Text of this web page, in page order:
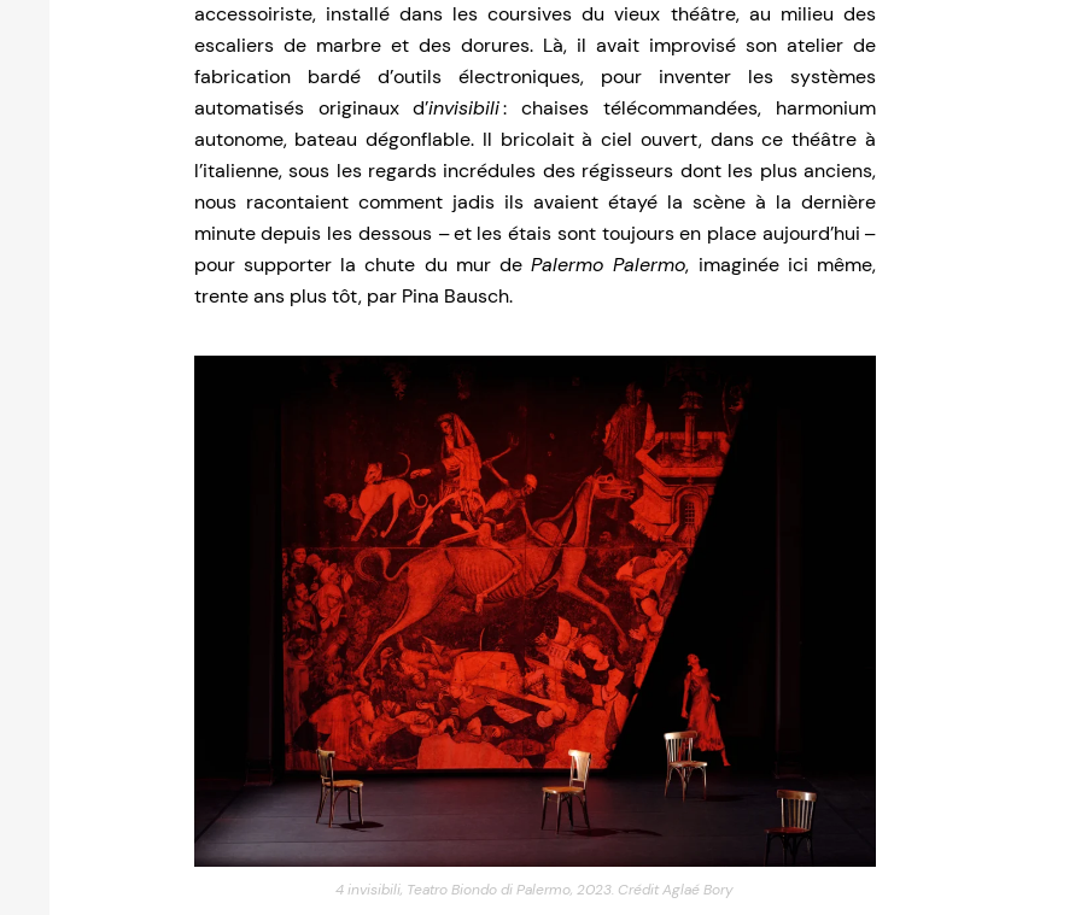
accessoiriste, installé dans les coursives du vieux théâtre, au milieu des
escaliers de marbre et des dorures. Là, il avait improvisé son atelier de
fabrication bardé d’outils électroniques, pour inventer les systèmes
automatisés originaux d’invisibili: chaises télécommandées, harmonium
autonome, bateau dégonflable. Il bricolait à ciel ouvert, dans ce théâtre à
l’italienne, sous les regards incrédules des régisseurs dont les plus anciens,
nous racontaient comment jadis ils avaient étayé la scène à la dernière
minute depuis les dessous – et les étais sont toujours en place aujourd’hui –
pour supporter la chute du mur dePalermo Palermo, imaginée ici même,
trente ans plus tôt, par Pina Bausch.
4 invisibili, Teatro Biondo di Palermo, 2023. Crédit Aglaé Bory